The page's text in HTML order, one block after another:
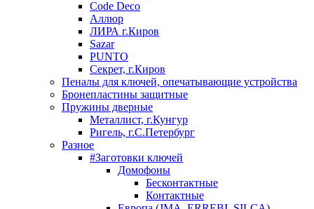
Code Deco
Аллюр
ЛИРА г.Киров
Sazar
PUNTO
Секрет, г.Киров
Пеналы для ключей, опечатывающие устройства
Бронепластины защитные
Пружины дверные
Металлист, г.Кунгур
Ригель, г.С.Петербург
Разное
#Заготовки ключей
Домофоны
Бесконтактные
Контактные